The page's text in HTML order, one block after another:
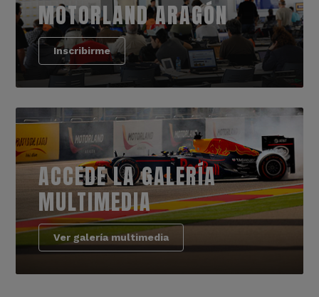
MOTORLAND ARAGÓN
Inscribirme
ACCEDE LA GALERÍA
MULTIMEDIA
Ver galería multimedia